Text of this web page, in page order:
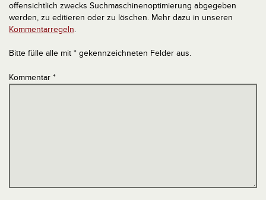
offensichtlich zwecks Suchmaschinenoptimierung abgegeben
werden, zu editieren oder zu löschen. Mehr dazu in unseren
Kommentarregeln.
Bitte fülle alle mit * gekennzeichneten Felder aus.
Kommentar *